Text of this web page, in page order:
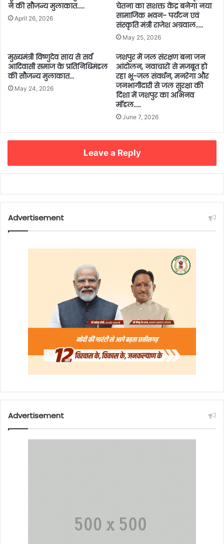
ने की सौजन्य मुलाकात…..
April 26, 2026
चेतना का सशक्त केंद्र बनेगा नया
सामाजिक भवन- पर्यटन एवं
संस्कृति मंत्री राजेश अग्रवाल…..
May 25, 2026
मुख्यमंत्री विष्णुदेव साय से सर्व
आदिवासी समाज के प्रतिनिधिमंडल
की सौजन्य मुलाकात…
May 24, 2026
जशपुर में जल संरक्षण बना जन
आंदोलन, नवाचारों से मजबूत हो
रहा भू-जल संवर्धन, मनरेगा और
जनभागीदारी से जल सुरक्षा की
दिशा में जशपुर का अभिनव
मॉडल…..
June 7, 2026
Leave a Reply
Advertisement
Advertisement